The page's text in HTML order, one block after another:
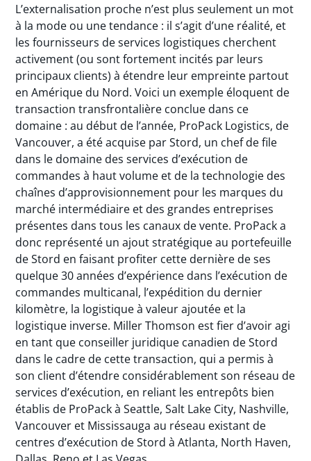
L’externalisation proche n’est plus seulement un mot
à la mode ou une tendance : il s’agit d’une réalité, et
les fournisseurs de services logistiques cherchent
activement (ou sont fortement incités par leurs
principaux clients) à étendre leur empreinte partout
en Amérique du Nord. Voici un exemple éloquent de
transaction transfrontalière conclue dans ce
domaine : au début de l’année, ProPack Logistics, de
Vancouver, a été acquise par Stord, un chef de file
dans le domaine des services d’exécution de
commandes à haut volume et de la technologie des
chaînes d’approvisionnement pour les marques du
marché intermédiaire et des grandes entreprises
présentes dans tous les canaux de vente. ProPack a
donc représenté un ajout stratégique au portefeuille
de Stord en faisant profiter cette dernière de ses
quelque 30 années d’expérience dans l’exécution de
commandes multicanal, l’expédition du dernier
kilomètre, la logistique à valeur ajoutée et la
logistique inverse. Miller Thomson est fier d’avoir agi
en tant que conseiller juridique canadien de Stord
dans le cadre de cette transaction, qui a permis à
son client d’étendre considérablement son réseau de
services d’exécution, en reliant les entrepôts bien
établis de ProPack à Seattle, Salt Lake City, Nashville,
Vancouver et Mississauga au réseau existant de
centres d’exécution de Stord à Atlanta, North Haven,